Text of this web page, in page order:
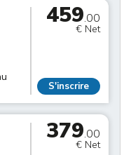
459.00
€ Net
S'inscrire
379.00
€ Net